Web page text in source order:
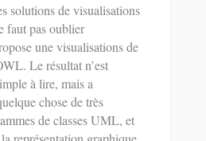
solutions de visualisations
faut pas oublier
une visualisations de
Le résultat n’est
à lire, mais a
chose de très
de classes UML, et